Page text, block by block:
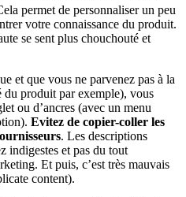
permet de personnaliser un peu
votre connaissance du produit.
se sent plus chouchouté et
et que vous ne parvenez pas à la
du produit par exemple), vous
ou d’ancres (avec un menu
Evitez de copier-coller les
. Les descriptions
indigestes et pas du tout
Et puis, c’est très mauvais
content).